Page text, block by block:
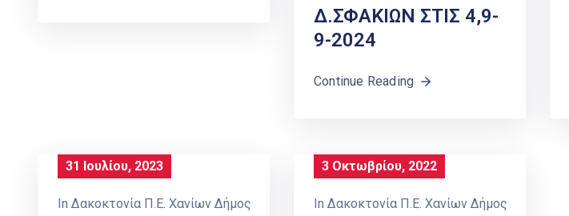
Δ.ΣΦΑΚΙΩΝ ΣΤΙΣ 4,9-
9-2024
Continue Reading
31 Ιουλίου, 2023
In Δακοκτονία Π.Ε. Χανίων Δήμος
3 Οκτωβρίου, 2022
In Δακοκτονία Π.Ε. Χανίων Δήμος